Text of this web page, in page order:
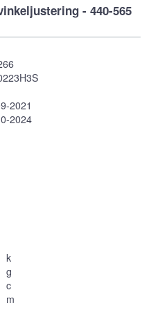
- 440-565
2021
2024
k
g
c
m